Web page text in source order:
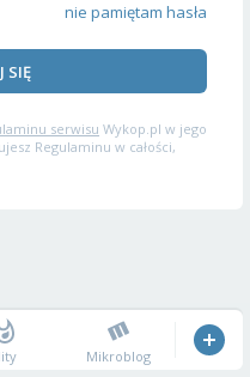
nie pamiętam hasła
SIĘ
serwisu Wykop.pl w jego
Regulaminu w całości,
Mikroblog